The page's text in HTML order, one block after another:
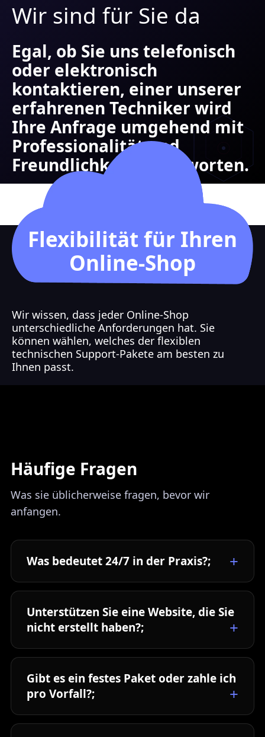
Wir sind für Sie da
Egal, ob Sie uns telefonisch
oder elektronisch
kontaktieren, einer unserer
erfahrenen Techniker wird
Ihre Anfrage umgehend mit
Professionalität und
Freundlichkeit beantworten.
Flexibilität für Ihren
Online-Shop
Wir wissen, dass jeder Online-Shop
unterschiedliche Anforderungen hat. Sie
können wählen, welches der flexiblen
technischen Support-Pakete am besten zu
Ihnen passt.
Häufige Fragen
Was sie üblicherweise fragen, bevor wir
anfangen.
Was bedeutet 24/7 in der Praxis?;
Unterstützen Sie eine Website, die Sie
nicht erstellt haben?;
Gibt es ein festes Paket oder zahle ich
pro Vorfall?;